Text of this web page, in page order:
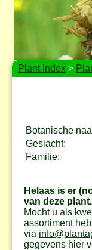
Plant Index >
Botanische
Geslacht:
Familie:
Helaas is er
van deze plant.
Mocht u als
assortiment
via
gegevens hier